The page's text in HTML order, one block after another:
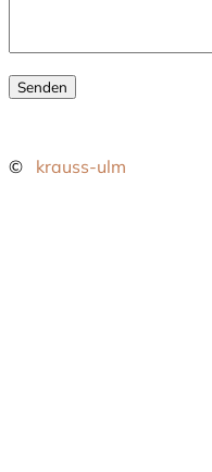
© krauss-ulm